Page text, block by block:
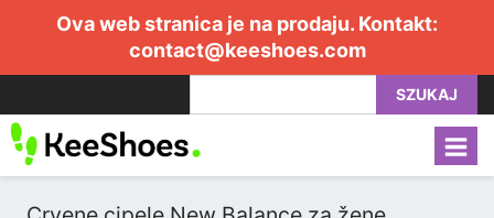
Ova web stranica je na prodaju. Kontakt:
contact@keeshoes.com
SZUKAJ